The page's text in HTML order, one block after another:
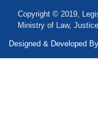
Copyright © 2019,
Ministry of Law,
Designed & Developed By